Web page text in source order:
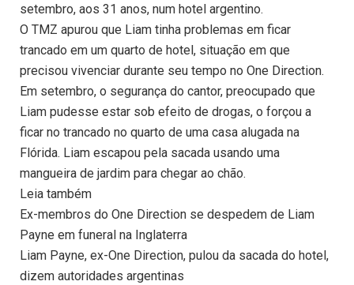
setembro, aos 31 anos, num hotel argentino.
O TMZ apurou que Liam tinha problemas em ficar
trancado em um quarto de hotel, situação em que
precisou vivenciar durante seu tempo no One Direction.
Em setembro, o segurança do cantor, preocupado que
Liam pudesse estar sob efeito de drogas, o forçou a
ficar no trancado no quarto de uma casa alugada na
Flórida. Liam escapou pela sacada usando uma
mangueira de jardim para chegar ao chão.
Leia também
Ex-membros do One Direction se despedem de Liam
Payne em funeral na Inglaterra
Liam Payne, ex-One Direction, pulou da sacada do hotel,
dizem autoridades argentinas